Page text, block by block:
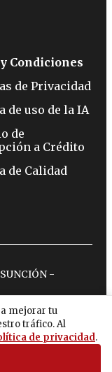
mejorar tu
tráfico. Al
de privacidad.
Condiciones
de Privacidad
de uso de la IA
de
a Crédito
de Calidad
-
spotify